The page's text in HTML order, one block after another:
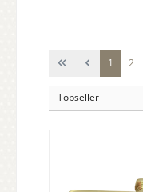
Seite
1 2